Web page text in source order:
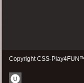
Copyright CSS-